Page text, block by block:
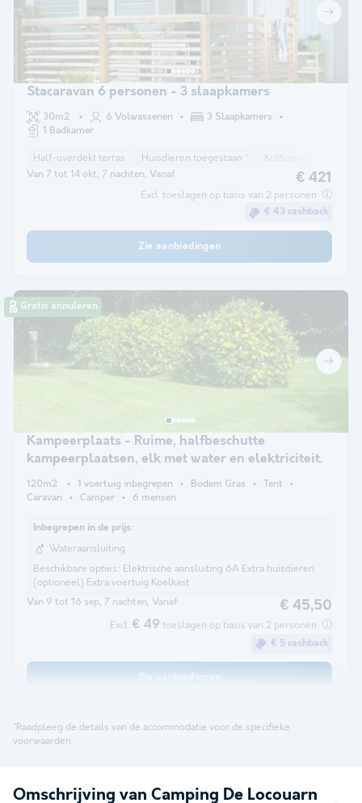
Stacaravan 6 personen - 3 slaapkamers
30m2 6 Volwassenen
3 Slaapkamers
1 Badkamer
Half-overdekt terras Huisdieren toegestaan * Koffiezetapparaat
Van 7 tot 14 okt, 7 nachten, Vanaf € 421
Excl. toeslagen op basis van 2 personen
€ 43 cashback
Zie aanbiedingen
Gratis annuleren
Kampeerplaats - Ruime, halfbeschutte
kampeerplaatsen, elk met water en elektriciteit.
120m2 1 voertuig inbegrepen Bodem Gras
Tent
Caravan
Camper 6 mensen
Inbegrepen in de prijs:
Wateraansluiting
Beschikbare opties: Elektrische aansluiting 6A Extra huisdieren
(optioneel) Extra voertuig Koelkast
Van 9 tot 16 sep, 7 nachten, Vanaf € 45,50
Excl. € 49 toeslagen op basis van 2 personen
€ 5 cashback
*Raadpleeg de details van de accommodatie voor de specifieke
voorwaarden.
Omschrijving van Camping De Locouarn